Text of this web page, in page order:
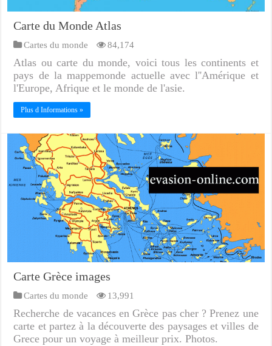
Carte du Monde Atlas
Cartes du monde 84,174
Atlas ou carte du monde, voici tous les continents et
pays de la mappemonde actuelle avec l''Amérique et
l'Europe, Afrique et le monde de l'asie.
Plus d Informations »
Carte Grèce images
Cartes du monde 13,991
Recherche de vacances en Grèce pas cher ? Prenez une
carte et partez à la découverte des paysages et villes de
Grece pour un voyage à meilleur prix. Photos.